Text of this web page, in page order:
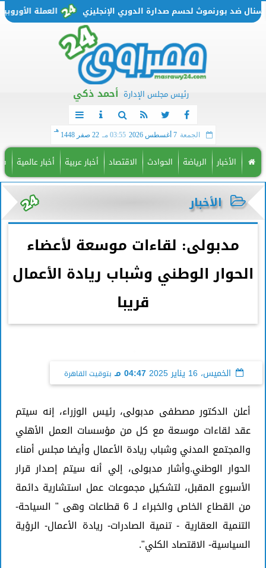
العملة الأوروبية تتحرك من بورنموث لحسم صدارة الدوري الإنجليزي
رئيس مجلس الإدارة أحمد ذكي
الجمعة 7 أغسطس 2026 03:55 مـ 22 صفر 1448
هـ
الأخبار الرياضة الحوادث الاقتصاد أخبار عربية أخبار عالمية
الأخبار
مدبولى: لقاءات موسعة لأعضاء
الحوار الوطني وشباب ريادة الأعمال
قريبا
الخميس، 16 يناير 2025 04:47 مـ بتوقيت القاهرة
أعلن الدكتور مصطفى مدبولى، رئيس الوزراء، إنه سيتم
عقد لقاءات موسعة مع كل من مؤسسات العمل الأهلي
والمجتمع المدني وشباب ريادة الأعمال وأيضا مجلس أمناء
الحوار الوطني.وأشار مدبولى، إلي أنه سيتم إصدار قرار
الأسبوع المقبل، لتشكيل مجموعات عمل استشارية دائمة
من القطاع الخاص والخبراء لـ 6 قطاعات وهى " السياحة-
التنمية العقارية - تنمية الصادرات- ريادة الأعمال- الرؤية
السياسية- الاقتصاد الكلي".